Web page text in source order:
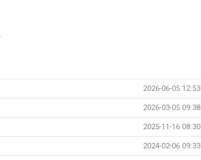
2026-06-05 12:53
2026-03-05 09:38
2025-11-16 08:30
2024-02-06 09:33